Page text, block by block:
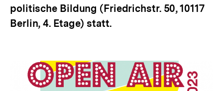
politische Bildung (Friedrichstr. 50, 10117
Berlin, 4. Etage) statt.